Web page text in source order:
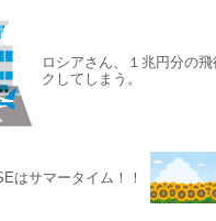
ロシアさん、１兆円分の
クしてしまう。
はサマータイム！！